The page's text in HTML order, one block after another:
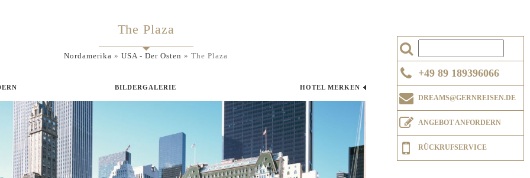
+49 89 189396066
DREAMS@GERNREISEN.DE
ANGEBOT ANFORDERN
RÜCKRUFSERVICE
The Plaza
Nordamerika » USA - Der Osten » The Plaza
BILDERGALERIE HOTEL MERKEN